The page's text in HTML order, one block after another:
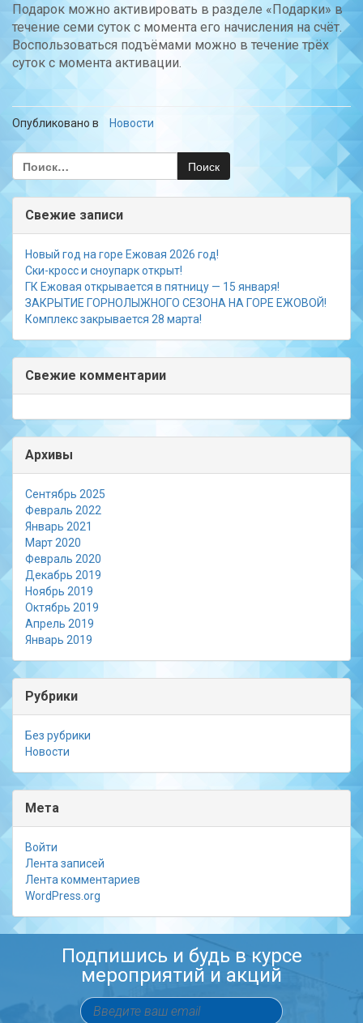
Подарок можно активировать в разделе «Подарки» в
течение семи суток с момента его начисления на счёт.
Воспользоваться подъёмами можно в течение трёх
суток с момента активации.
Опубликовано в Новости
Найти:
Свежие записи
Новый год на горе Ежовая 2026 год!
Ски-кросс и сноупарк открыт!
ГК Ежовая открывается в пятницу — 15 января!
ЗАКРЫТИЕ ГОРНОЛЫЖНОГО СЕЗОНА НА ГОРЕ ЕЖОВОЙ!
Комплекс закрывается 28 марта!
Свежие комментарии
Архивы
Сентябрь 2025
Февраль 2022
Январь 2021
Март 2020
Февраль 2020
Декабрь 2019
Ноябрь 2019
Октябрь 2019
Апрель 2019
Январь 2019
Рубрики
Без рубрики
Новости
Мета
Войти
Лента записей
Лента комментариев
WordPress.org
Подпишись и будь в курсе
мероприятий и акций